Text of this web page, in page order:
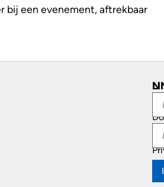
bij een evenement, aftrekbaar